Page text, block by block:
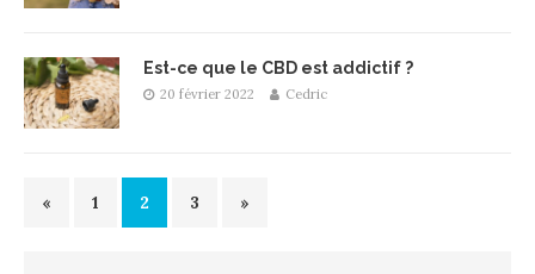
Est-ce que le CBD est addictif ?
20 février 2022 Cedric
« 1 2 3 »